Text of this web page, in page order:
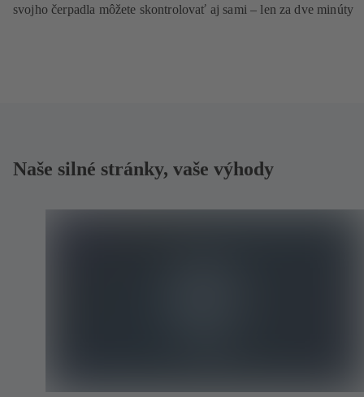
svojho čerpadla môžete skontrolovať aj sami – len za dve minúty
Naše silné stránky, vaše výhody